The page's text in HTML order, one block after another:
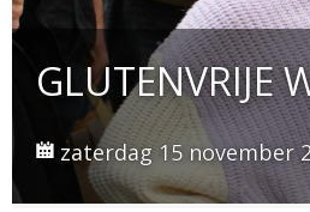
GLUTENVRIJE
zaterdag 15 november